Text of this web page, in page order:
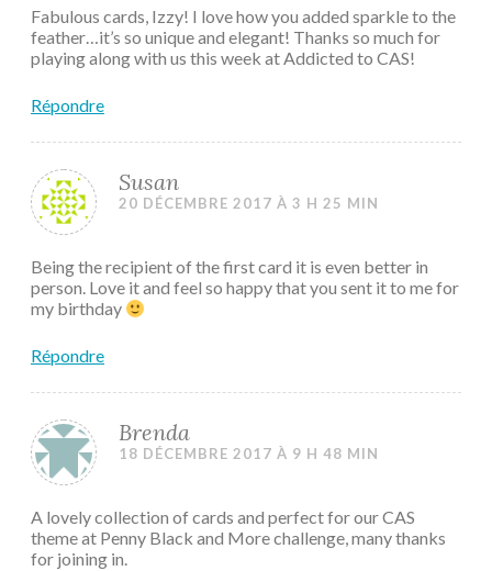
Fabulous cards, Izzy! I love how you added sparkle to the
feather…it’s so unique and elegant! Thanks so much for
playing along with us this week at Addicted to CAS!
Répondre
Susan
20 DÉCEMBRE 2017 À 3 H 25 MIN
Being the recipient of the first card it is even better in
person. Love it and feel so happy that you sent it to me for
my birthday
Répondre
Brenda
18 DÉCEMBRE 2017 À 9 H 48 MIN
A lovely collection of cards and perfect for our CAS
theme at Penny Black and More challenge, many thanks
for joining in.